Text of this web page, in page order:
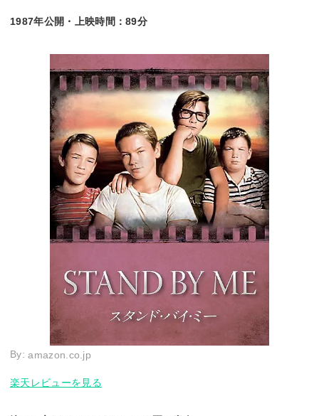
1987年公開・上映時間：89分
By:amazon.co.jp
楽天レビューを見る